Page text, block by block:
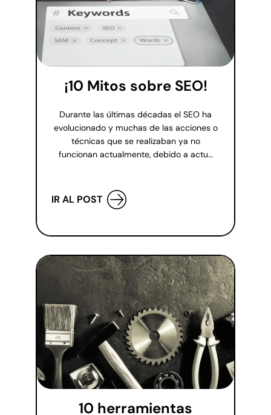
¡10 Mitos sobre SEO!
Durante las últimas décadas el SEO ha
evolucionado y muchas de las acciones o
técnicas que se realizaban ya no
funcionan actualmente, debido a actu…
IR AL POST
10 herramientas